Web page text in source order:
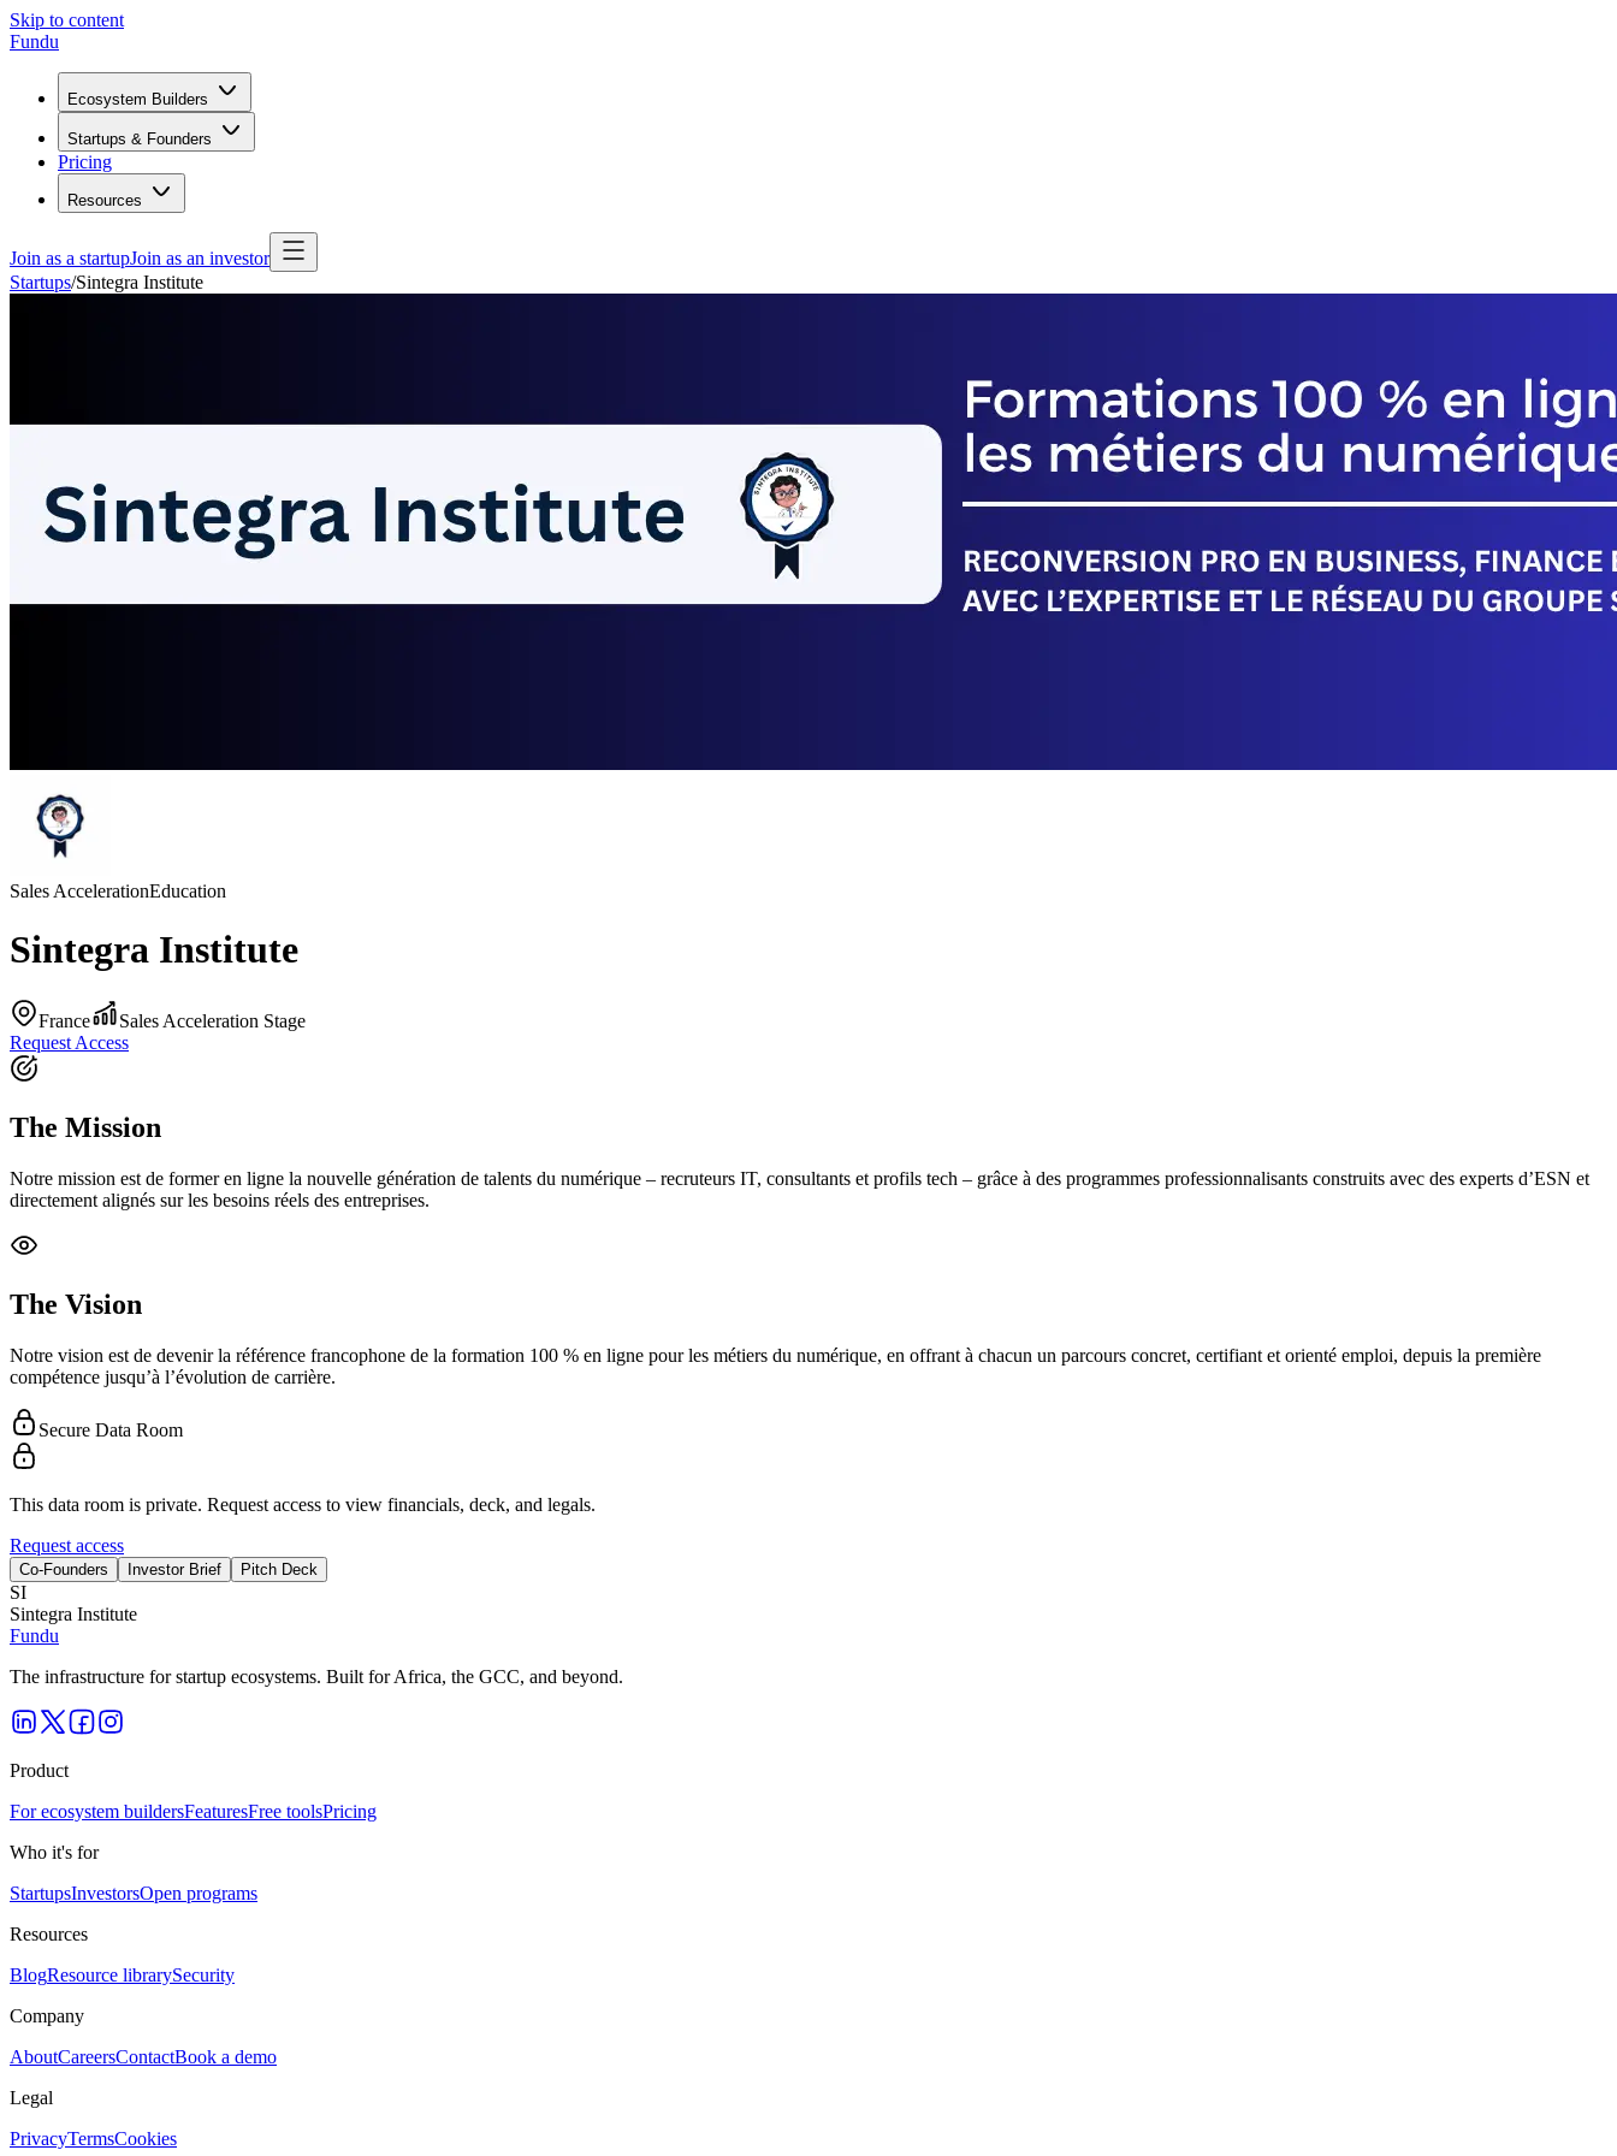
Skip to content
Fundu
Ecosystem Builders
Startups & Founders
Pricing
Resources
Join as a startupJoin as an investor
Startups/Sintegra Institute
Sales AccelerationEducation
Sintegra Institute
France
Sales Acceleration Stage
Request Access
The Mission
Notre mission est de former en ligne la nouvelle génération de talents du numérique – recruteurs IT, consultants et profils tech – grâce à des programmes professionnalisants construits avec des experts d’ESN et
directement alignés sur les besoins réels des entreprises.
The Vision
Notre vision est de devenir la référence francophone de la formation 100 % en ligne pour les métiers du numérique, en offrant à chacun un parcours concret, certifiant et orienté emploi, depuis la première
compétence jusqu’à l’évolution de carrière.
Secure Data Room
This data room is private. Request access to view financials, deck, and legals.
Request access
Co-Founders Investor Brief Pitch Deck
SI
Sintegra Institute
Fundu
The infrastructure for startup ecosystems. Built for Africa, the GCC, and beyond.
Product
For ecosystem buildersFeaturesFree toolsPricing
Who it's for
StartupsInvestorsOpen programs
Resources
BlogResource librarySecurity
Company
AboutCareersContactBook a demo
Legal
PrivacyTermsCookies